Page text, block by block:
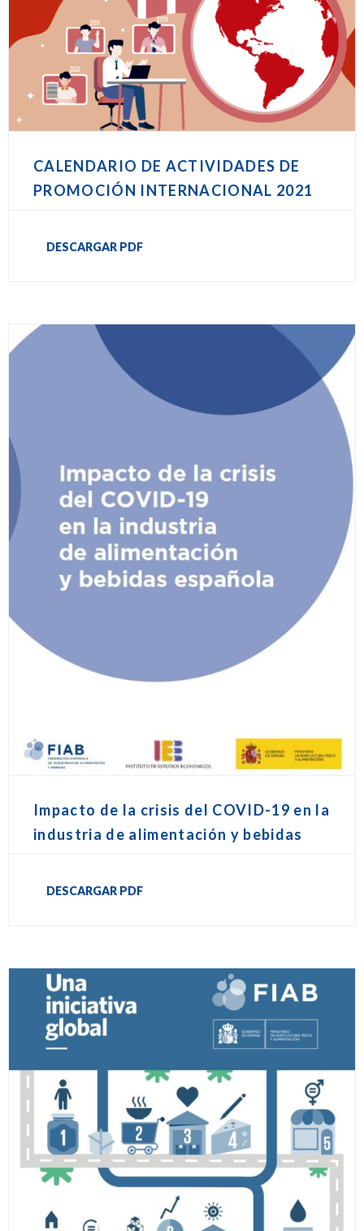
CALENDARIO DE ACTIVIDADES DE
PROMOCIÓN INTERNACIONAL 2021
DESCARGAR PDF
Impacto de la crisis del COVID-19 en la
industria de alimentación y bebidas
DESCARGAR PDF